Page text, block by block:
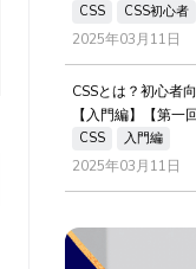
CSS CSS初心者
2025年03月11日
CSSとは？初心者
【入門編】【第一回
CSS 入門編
2025年03月11日